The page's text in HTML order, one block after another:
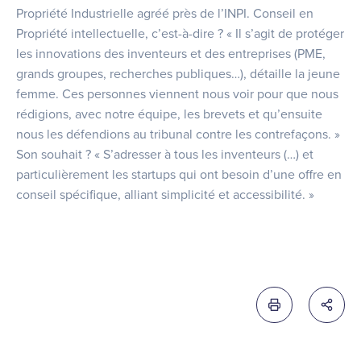
Propriété Industrielle agréé près de l’INPI. Conseil en
Propriété intellectuelle, c’est-à-dire ? « Il s’agit de protéger
les innovations des inventeurs et des entreprises (PME,
grands groupes, recherches publiques…), détaille la jeune
femme. Ces personnes viennent nous voir pour que nous
rédigions, avec notre équipe, les brevets et qu’ensuite
nous les défendions au tribunal contre les contrefaçons. »
Son souhait ? « S’adresser à tous les inventeurs (…) et
particulièrement les startups qui ont besoin d’une offre en
conseil spécifique, alliant simplicité et accessibilité. »
Imprimer cette